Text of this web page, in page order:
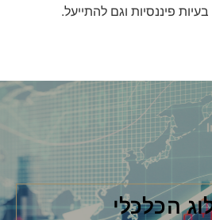
פיננסיות וגם להתייעל.
הכלכלי